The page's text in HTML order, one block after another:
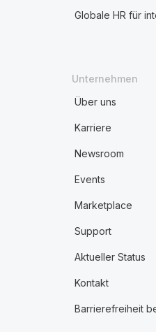
Globale HR für
Unternehmen
Über uns
Karriere
Newsroom
Events
Marketplace
Support
Aktueller Status
Kontakt
Barrierefreiheit